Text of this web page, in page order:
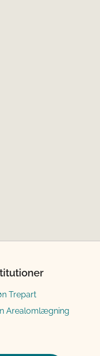
Trepart
Arealomlægning